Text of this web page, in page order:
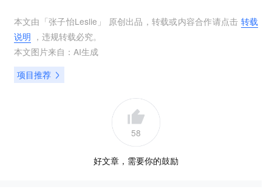
本文由「张子怡Leslie 」 原创出品，转载或内容合作请点击 转载
说明 ，违规转载必究。
本文图片来自： AI生成
项目推荐
58
好文章，需要你的鼓励